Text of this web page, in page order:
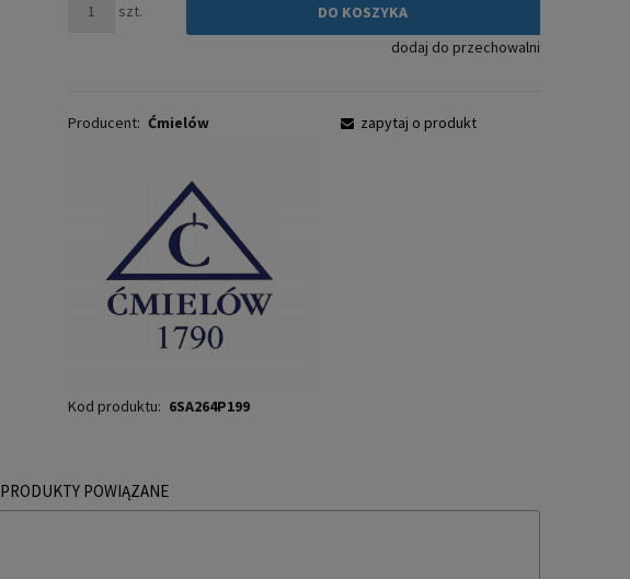
szt.
DO KOSZYKA
dodaj do przechowalni
Producent: Ćmielów
Kod produktu: 6SA264P199
zapytaj o produkt
PRODUKTY POWIĄZANE